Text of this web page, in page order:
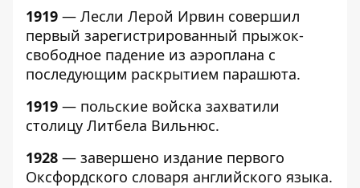
1919 — Лесли Лерой Ирвин совершил
первый зарегистрированный прыжок-
свободное падение из аэроплана с
последующим раскрытием парашюта.
1919 — польские войска захватили
столицу Литбела Вильнюс.
1928 — завершено издание первого
Оксфордского словаря английского языка.